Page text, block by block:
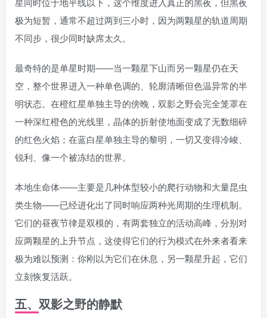
极为短暂，通常不超过两到三小时，因为两颗星的轨道周期
不同步，很少同时缺席太久。
最奇特的是单星时期——当一颗星下山而另一颗星仍在天
空，整个世界进入一种单色调的、轮廓清晰但色温异常的半
明状态。在橙红星单独主导的傍晚，双影之野会完全笼罩在
一种深红橙色的光线里，晶体的折射使地面变成了无数细碎
的红色火焰；在蓝白星单独主导的黎明，一切又变得冷峻、
锐利、像一个被冻结的世界。
本地生命体——主要是几种体型较小的爬行动物和大量昆虫
类生物——已经进化出了同时响应两种光周期的生理机制。
它们的昼夜节律是双模的，有两套独立的活动高峰，分别对
应两颗星的上升节点，这使得它们的行为模式在外来者看来
极为难以预测：你刚以为它们在休息，另一颗星升起，它们
立刻恢复活跃。
五、双影之野的静默